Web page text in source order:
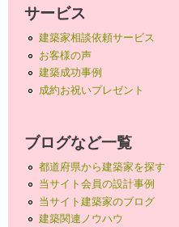
サービス
建築家相談依頼サービス
お客様の声
建築成功事例
成約お祝いプレゼント
ブログなど一覧
都道府県から建築家を探す
当サイト会員の設計事例
当サイト建築家のブログ
建築関連ノウハウ